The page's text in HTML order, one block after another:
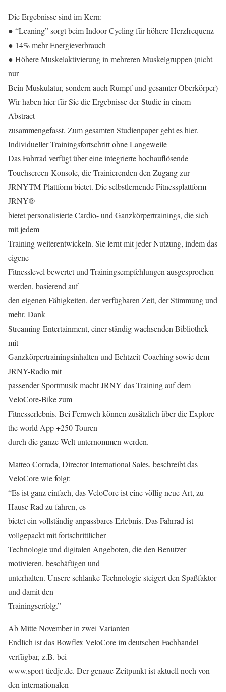
Die Ergebnisse sind im Kern:
● “Leaning” sorgt beim Indoor-Cycling für höhere Herzfrequenz
● 14% mehr Energieverbrauch
● Höhere Muskelaktivierung in mehreren Muskelgruppen (nicht
nur
Bein-Muskulatur, sondern auch Rumpf und gesamter Oberkörper)
Wir haben hier für Sie die Ergebnisse der Studie in einem
Abstract
zusammengefasst. Zum gesamten Studienpaper geht es hier.
Individueller Trainingsfortschritt ohne Langeweile
Das Fahrrad verfügt über eine integrierte hochauflösende
Touchscreen-Konsole, die Trainierenden den Zugang zur
JRNYTM-Plattform bietet. Die selbstlernende Fitnessplattform
JRNY®
bietet personalisierte Cardio- und Ganzkörpertrainings, die sich
mit jedem
Training weiterentwickeln. Sie lernt mit jeder Nutzung, indem das
eigene
Fitnesslevel bewertet und Trainingsempfehlungen ausgesprochen
werden, basierend auf
den eigenen Fähigkeiten, der verfügbaren Zeit, der Stimmung und
mehr. Dank
Streaming-Entertainment, einer ständig wachsenden Bibliothek
mit
Ganzkörpertrainingsinhalten und Echtzeit-Coaching sowie dem
JRNY-Radio mit
passender Sportmusik macht JRNY das Training auf dem
VeloCore-Bike zum
Fitnesserlebnis. Bei Fernweh können zusätzlich über die Explore
the world App +250 Touren
durch die ganze Welt unternommen werden.
Matteo Corrada, Director International Sales, beschreibt das
VeloCore wie folgt:
“Es ist ganz einfach, das VeloCore ist eine völlig neue Art, zu
Hause Rad zu fahren, es
bietet ein vollständig anpassbares Erlebnis. Das Fahrrad ist
vollgepackt mit fortschrittlicher
Technologie und digitalen Angeboten, die den Benutzer
motivieren, beschäftigen und
unterhalten. Unsere schlanke Technologie steigert den Spaßfaktor
und damit den
Trainingserfolg.”
Ab Mitte November in zwei Varianten
Endlich ist das Bowflex VeloCore im deutschen Fachhandel
verfügbar, z.B. bei
www.sport-tiedje.de. Der genaue Zeitpunkt ist aktuell noch von
den internationalen